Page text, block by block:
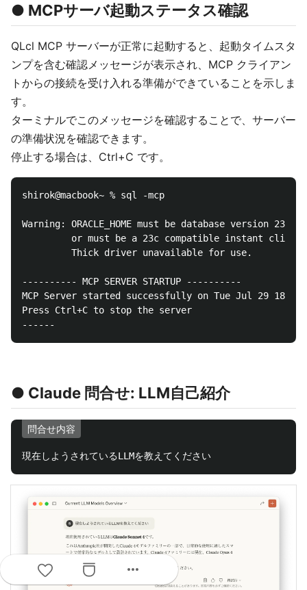
● MCPサーバ起動ステータス確認
QLcl MCP サーバーが正常に起動すると、起動タイムスタ
ンプを含む確認メッセージが表示され、MCP クライアン
トからの接続を受け入れる準備ができていることを示しま
す。
ターミナルでこのメッセージを確認することで、サーバー
の準備状況を確認できます。
停止する場合は、Ctrl+C です。
shirok@macbook~ % sql -mcp
Warning: ORACLE_HOME must be database version 23
         or must be a 23c compatible instant client
         Thick driver unavailable for use.
---------- MCP SERVER STARTUP ----------
MCP Server started successfully on Tue Jul 29
Press Ctrl+C to stop the server
● Claude 問合せ: LLM自己紹介
問合せ内容
more_horiz